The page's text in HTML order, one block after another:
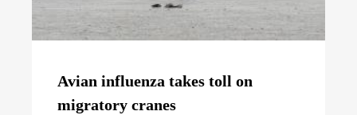
Avian influenza takes toll on
migratory cranes